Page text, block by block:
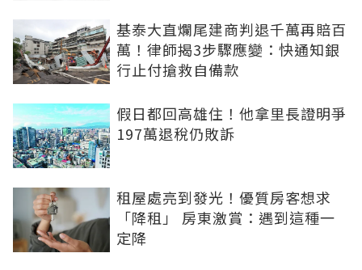
基泰大直爛尾建商判退千萬再賠百
萬！律師揭3步驟應變：快通知銀
行止付搶救自備款
假日都回高雄住！他拿里長證明爭
197萬退稅仍敗訴
租屋處亮到發光！優質房客想求
「降租」 房東激賞：遇到這種一
定降